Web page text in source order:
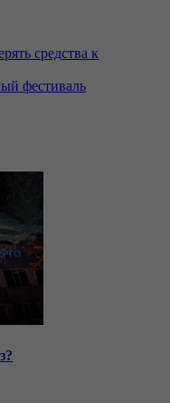
средства к
фестиваль